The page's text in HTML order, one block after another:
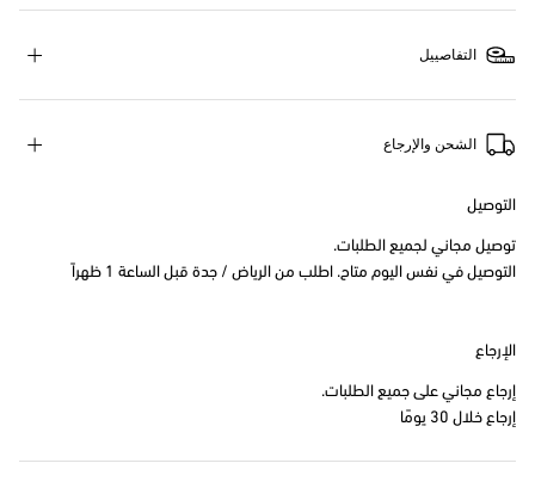
التفاصييل
الشحن والإرجاع
التوصيل
توصيل مجاني لجميع الطلبات.
التوصيل في نفس اليوم متاح. اطلب من الرياض / جدة قبل الساعة 1 ظهراً
الإرجاع
إرجاع مجاني على جميع الطلبات.
إرجاع خلال 30 يومًا